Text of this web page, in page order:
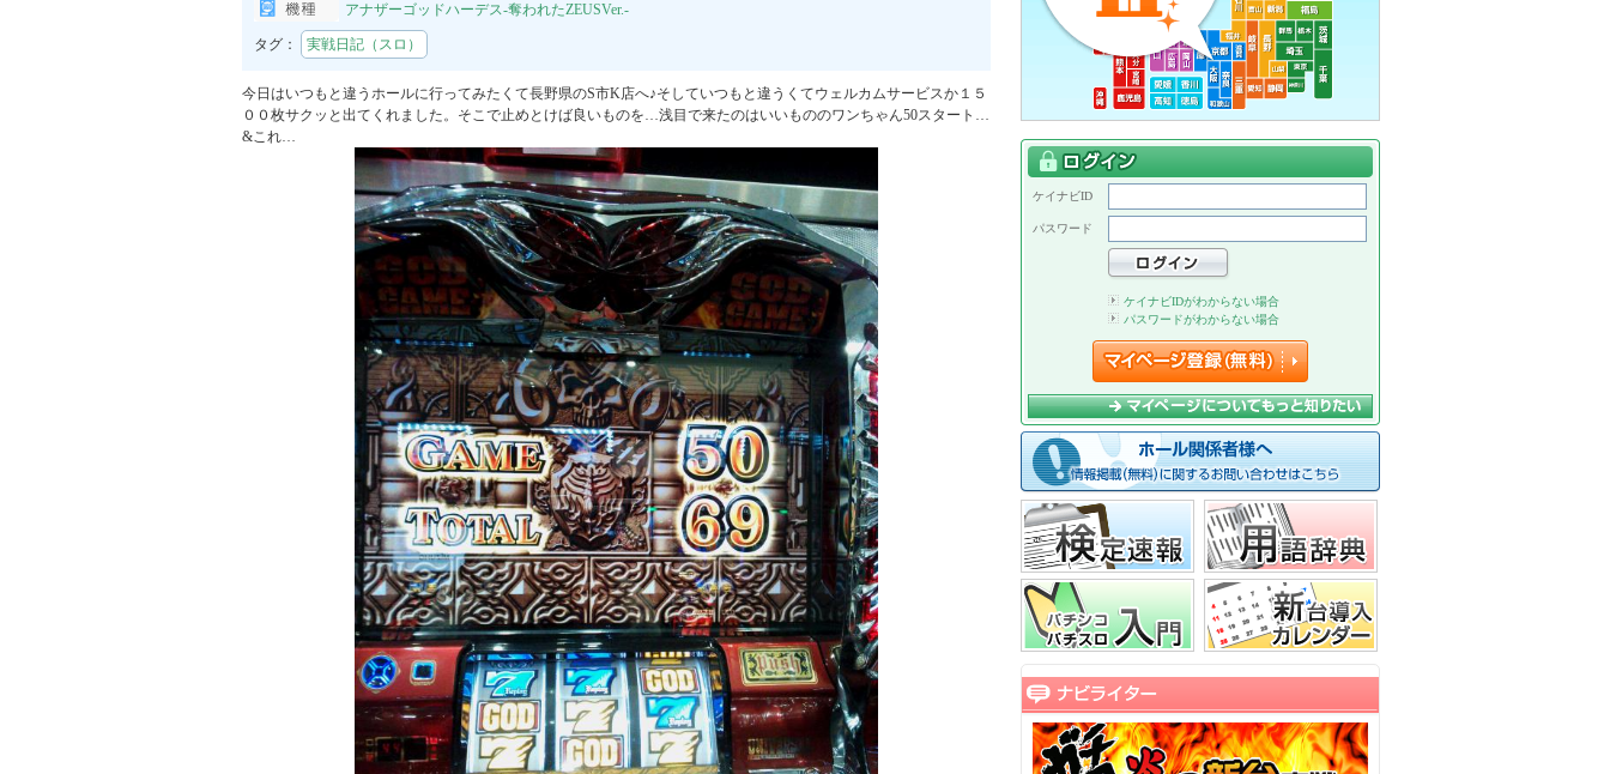
アナザーゴッドハーデス-奪われたZEUSVer.-
タグ： 実戦日記（スロ）
今日はいつもと違うホールに行ってみたくて長野県のS市K店へ♪そしていつもと違うくてウェルカムサービスか１５
００枚サクッと出てくれました。そこで止めとけば良いものを…浅目で来たのはいいもののワンちゃん50スタート…
ケイナビID
パスワード
ケイナビIDがわからない場合
パスワードがわからない場合